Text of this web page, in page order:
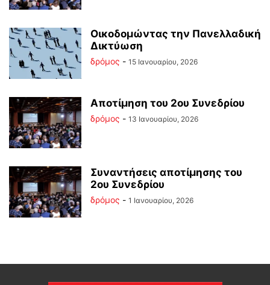
Οικοδομώντας την Πανελλαδική
Δικτύωση
δρόμος - 15 Ιανουαρίου, 2026
Αποτίμηση του 2ου Συνεδρίου
δρόμος - 13 Ιανουαρίου, 2026
Συναντήσεις αποτίμησης του
2ου Συνεδρίου
δρόμος - 1 Ιανουαρίου, 2026